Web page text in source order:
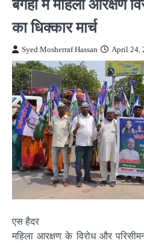
का धिक्कार मार्च
Syed Mosherraf Hassan April 24,
एस हैदर
महिला आरक्षण के विरोध और